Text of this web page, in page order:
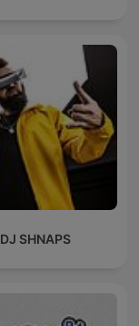
DJ SHNAPS